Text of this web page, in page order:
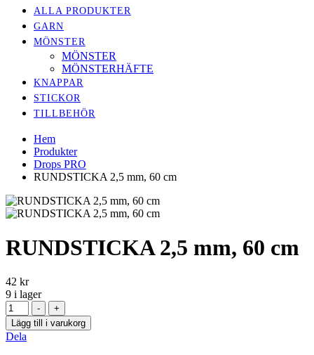
ALLA PRODUKTER
GARN
MÖNSTER
MÖNSTER
MÖNSTERHÄFTE
KNAPPAR
STICKOR
TILLBEHÖR
Hem
Produkter
Drops PRO
RUNDSTICKA 2,5 mm, 60 cm
RUNDSTICKA 2,5 mm, 60 cm
42 kr
9 i lager
Antal
-
+
Lägg till i varukorg
Dela